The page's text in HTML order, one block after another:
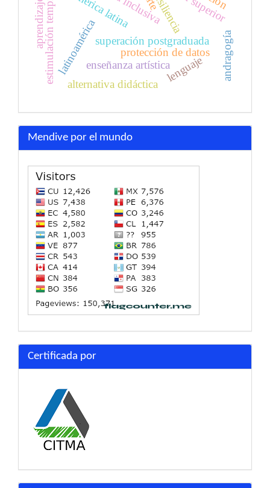
américa latina resiliencia
superación postgraduada
latinoamérica protección de datos
estimulación temprana lenguaje
enseñanza artística andragogía
alternativa didáctica
Mendive por el mundo
Certificada por